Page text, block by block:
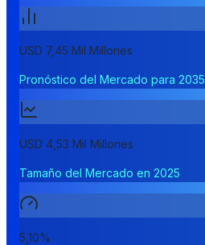
USD 7,45 Mil Millones
Pronóstico del Mercado para 2035
USD 4,53 Mil Millones
Tamaño del Mercado en 2025
5,10%